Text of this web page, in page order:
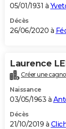
05/01/1931 à
Décès
26/06/2020 à
Laurence
Créer une
Naissance
03/05/1963 à
Décès
21/10/2019 à